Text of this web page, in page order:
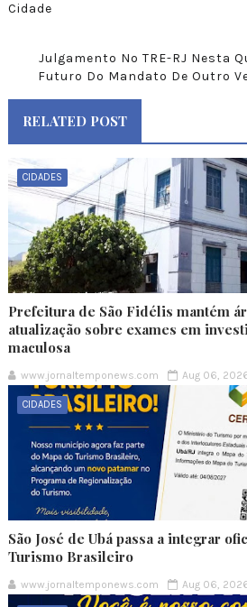
Cidade
Julgamento No TRE-RJ Nesta
Futuro Do Mandato De Outro
RELATED POST
CIDADES
Prefeitura de São Fidélis mantém
atualização sobre exames em
maculosa
www.jornaltemponews.com Aug 06,
CIDADES
São José de Ubá passa a integrar
Turismo Brasileiro
www.jornaltemponews.com Aug 06,